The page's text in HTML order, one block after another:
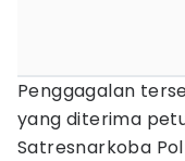
Penggagalan
yang diterima
Satresnarkoba